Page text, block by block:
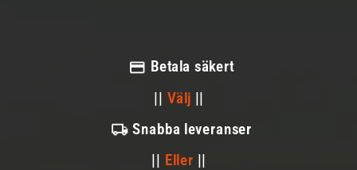
Betala säkert
|| Välj ||
Snabba leveranser
|| Eller ||